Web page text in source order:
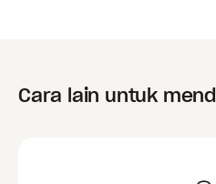
Cara lain untuk